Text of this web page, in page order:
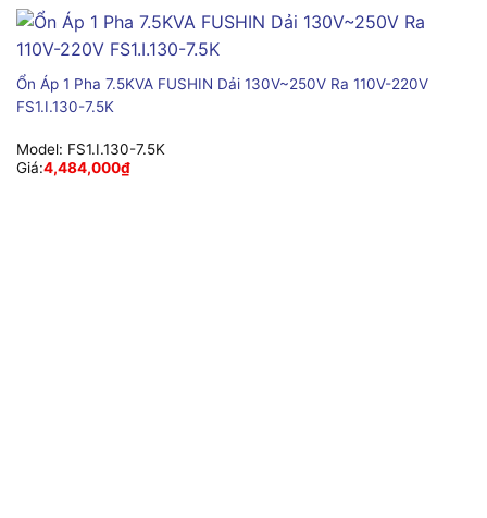
Ổn Áp 1 Pha 7.5KVA FUSHIN Dải 130V~250V Ra 110V-220V
FS1.I.130-7.5K
Model: FS1.I.130-7.5K
Giá:4,484,000₫